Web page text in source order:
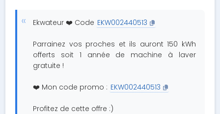
Ekwateur ❤️ Code EKW002440513
Parrainez vos proches et ils auront 150 kWh
offerts soit 1 année de machine à laver
gratuite !
❤️ Mon code promo : EKW002440513
Profitez de cette offre :)